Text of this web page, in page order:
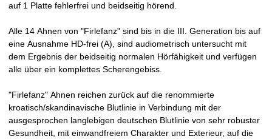
auf 1 Platte fehlerfrei und beidseitig hörend.
Alle 14 Ahnen von "Firlefanz" sind bis in die III. Generation bis auf
eine Ausnahme HD-frei (A), sind audiometrisch untersucht mit
dem Ergebnis der beidseitig normalen Hörfähigkeit und verfügen
alle über ein komplettes Scherengebiss.
"Firlefanz" Ahnen reichen zurück auf die renommierte
kroatisch/skandinavische Blutlinie in Verbindung mit der
ausgesprochen langlebigen deutschen Blutlinie von sehr robuster
Gesundheit, mit einwandfreiem Charakter und Exterieur, auf die